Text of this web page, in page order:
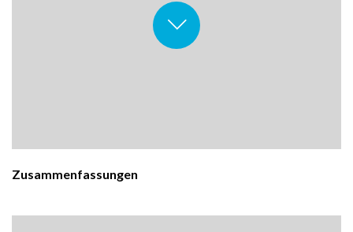
Zusammenfassungen